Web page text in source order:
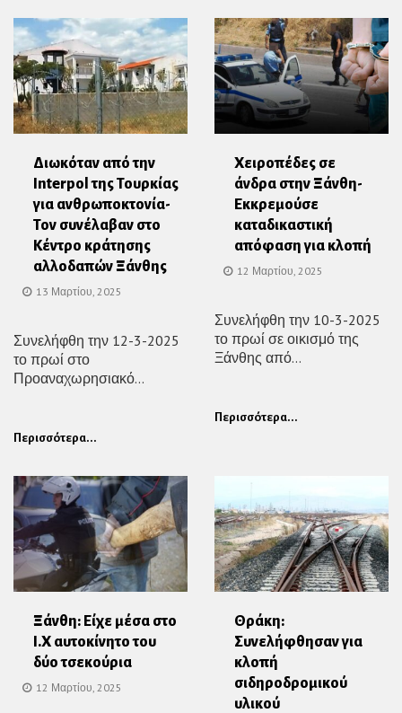
Διωκόταν από την
Interpol της Τουρκίας
για ανθρωποκτονία-
Τον συνέλαβαν στο
Κέντρο κράτησης
αλλοδαπών Ξάνθης
13 Μαρτίου, 2025
Συνελήφθη την 12-3-2025
το πρωί στο
Προαναχωρησιακό...
Περισσότερα...
Χειροπέδες σε
άνδρα στην Ξάνθη-
Εκκρεμούσε
καταδικαστική
απόφαση για κλοπή
12 Μαρτίου, 2025
Συνελήφθη την 10-3-2025
το πρωί σε οικισμό της
Ξάνθης από...
Περισσότερα...
Ξάνθη: Είχε μέσα στο
Ι.Χ αυτοκίνητο του
δύο τσεκούρια
12 Μαρτίου, 2025
Θράκη:
Συνελήφθησαν για
κλοπή
σιδηροδρομικού
υλικού